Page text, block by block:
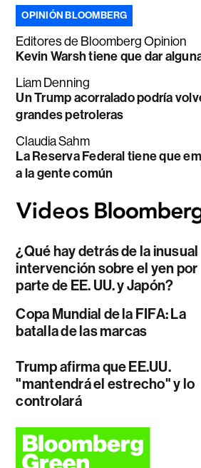
OPINIÓN BLOOMBERG
Editores de Bloomberg Opinion
Kevin Warsh tiene que dar
Liam Denning
Un Trump acorralado podría
grandes petroleras
Claudia Sahm
La Reserva Federal tiene que
a la gente común
¿Qué hay detrás de la inusual
intervención sobre el yen por
parte de EE. UU. y Japón?
Copa Mundial de la FIFA: La
batalla de las marcas
Trump afirma que EE.UU.
"mantendrá el estrecho" y lo
controlará